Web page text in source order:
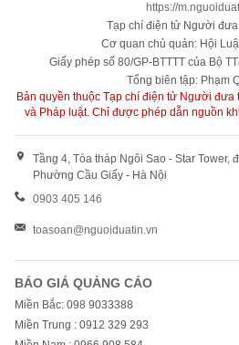
https://
Tạp chí điện tử Người
Cơ quan chủ quản: Hội
Giấy phép số 80/GP-BTTTT của Bộ
Tổng biên tập: Phạm
Bản quyền thuộc Tạp chí điện tử Người
và Pháp luật. Chỉ được phép dẫn nguồn
Tầng 4, Tòa tháp Ngôi Sao - Star
Phường Cầu Giấy - Hà Nội
0903 405 146
toasoan@nguoiduatin.vn
BÁO GIÁ QUẢNG CÁO
Miền Bắc: 098 9033388
Miền Trung : 0912 329 293